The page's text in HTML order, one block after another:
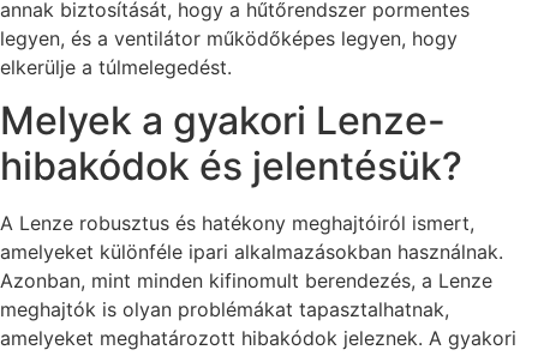
annak biztosítását, hogy a hűtőrendszer pormentes
legyen, és a ventilátor működőképes legyen, hogy
elkerülje a túlmelegedést.
Melyek a gyakori Lenze-
hibakódok és jelentésük?
A Lenze robusztus és hatékony meghajtóiról ismert,
amelyeket különféle ipari alkalmazásokban használnak.
Azonban, mint minden kifinomult berendezés, a Lenze
meghajtók is olyan problémákat tapasztalhatnak,
amelyeket meghatározott hibakódok jeleznek. A gyakori